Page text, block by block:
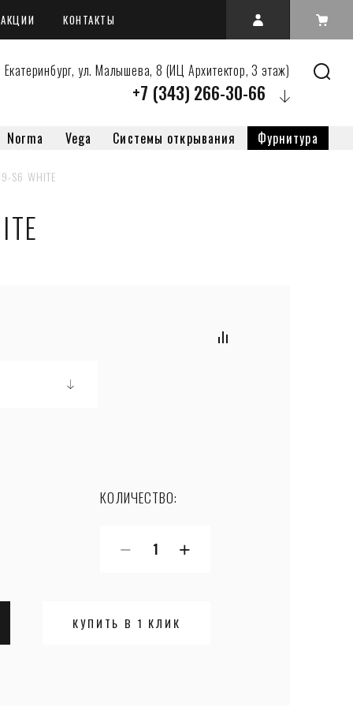
АКЦИИ КОНТАКТЫ
ул. Малышева, 8 (ИЦ Архитектор, 3 этаж)
+7 (343) 266-30-66
Norma Vega Системы открывания Фурнитура
S6 WHITE
КОЛИЧЕСТВО:
− +
КУПИТЬ В 1 КЛИК